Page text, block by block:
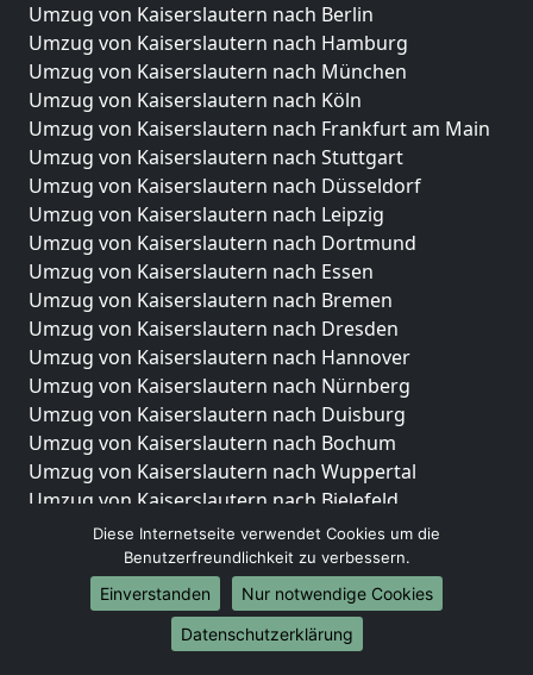
Umzug von Kaiserslautern nach Berlin
Umzug von Kaiserslautern nach Hamburg
Umzug von Kaiserslautern nach München
Umzug von Kaiserslautern nach Köln
Umzug von Kaiserslautern nach Frankfurt am Main
Umzug von Kaiserslautern nach Stuttgart
Umzug von Kaiserslautern nach Düsseldorf
Umzug von Kaiserslautern nach Leipzig
Umzug von Kaiserslautern nach Dortmund
Umzug von Kaiserslautern nach Essen
Umzug von Kaiserslautern nach Bremen
Umzug von Kaiserslautern nach Dresden
Umzug von Kaiserslautern nach Hannover
Umzug von Kaiserslautern nach Nürnberg
Umzug von Kaiserslautern nach Duisburg
Umzug von Kaiserslautern nach Bochum
Umzug von Kaiserslautern nach Wuppertal
Umzug von Kaiserslautern nach Bielefeld
Umzug von Kaiserslautern nach Bonn
Umzug von Kaiserslautern nach Münster
Internationale-Umzüge
Umzug von Kaiserslautern nach Brasilien
Diese Internetseite verwendet Cookies um die
Benutzerfreundlichkeit zu verbessern.
Einverstanden
Nur notwendige Cookies
Datenschutzerklärung